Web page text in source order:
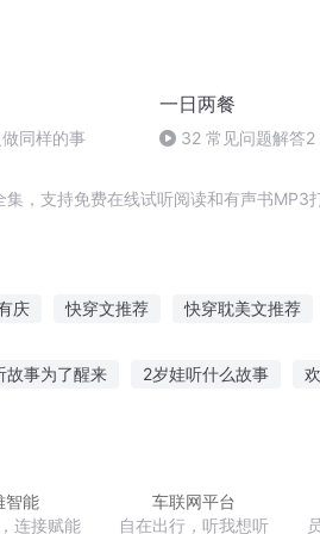
同样的事
一日两餐
32 常见问题解答2
，支持免费在线试听阅读和有声书MP3
庆 快穿文推荐 快穿耽美文推荐
故事为了醒来 2岁娃听什么故事
智能
连接赋能
车联网平台
自在出行，听我想听